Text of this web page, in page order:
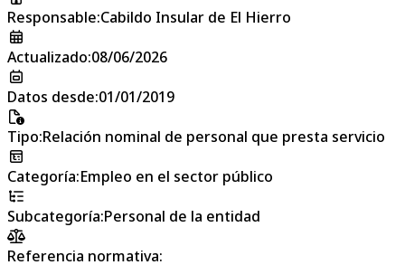
Responsable:Cabildo Insular de El Hierro
Actualizado:08/06/2026
Datos desde:01/01/2019
Tipo:Relación nominal de personal que presta servicio
Categoría:Empleo en el sector público
Subcategoría:Personal de la entidad
Referencia normativa: